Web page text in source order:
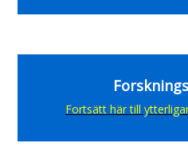
Fortsätt här till